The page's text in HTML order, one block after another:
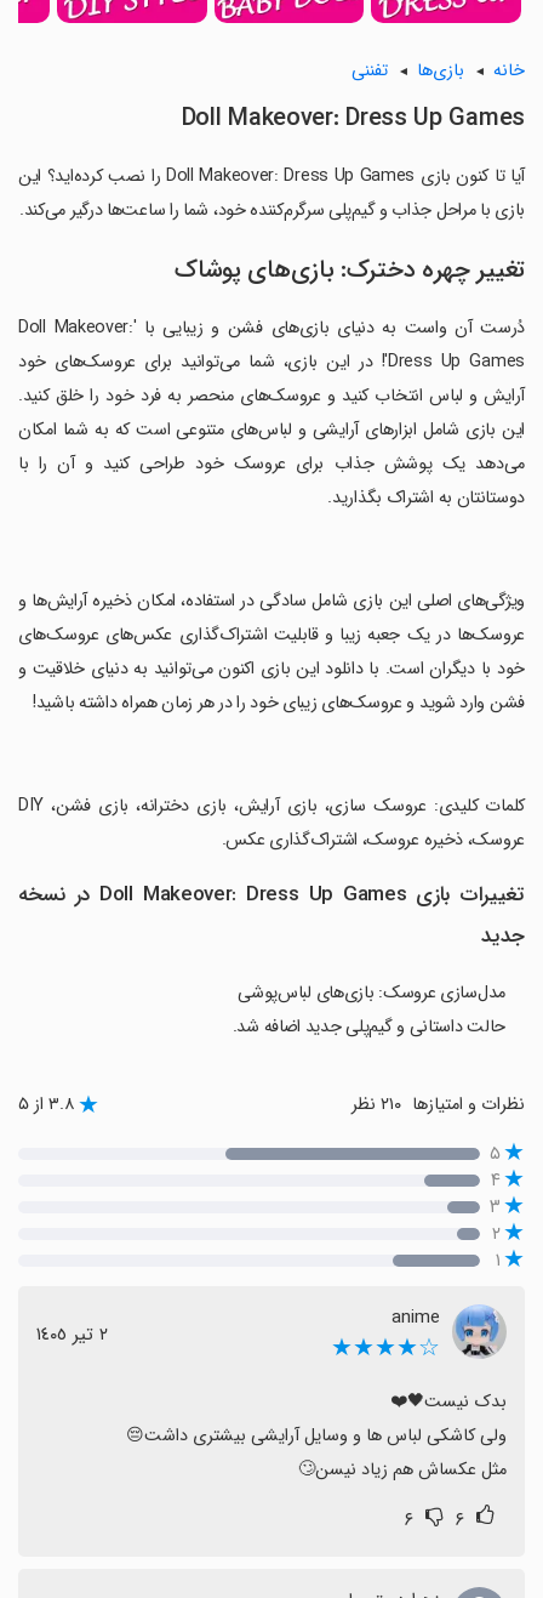
خانه بازی‌ها تفننی
Doll Makeover: Dress Up Games
آیا تا کنون بازی Doll Makeover: Dress Up Games را نصب کرده‌اید؟ این
بازی با مراحل جذاب و گیم‌پلی سرگرم‌کننده خود، شما را ساعت‌ها درگیر می‌کند.
تغییر چهره دخترک: بازی‌های پوشاک
دُرست آن واست به دنیای بازی‌های فشن و زیبایی با 'Doll Makeover:
Dress Up Games'! در این بازی، شما می‌توانید برای عروسک‌های خود
آرایش و لباس انتخاب کنید و عروسک‌های منحصر به فرد خود را خلق کنید.
این بازی شامل ابزارهای آرایشی و لباس‌های متنوعی است که به شما امکان
می‌دهد یک پوشش جذاب برای عروسک خود طراحی کنید و آن را با
دوستانتان به اشتراک بگذارید.
‏ویژگی‌های اصلی این بازی شامل سادگی در استفاده، امکان ذخیره آرایش‌ها و
عروسک‌ها در یک جعبه زیبا و قابلیت اشتراک‌گذاری عکس‌های عروسک‌های
خود با دیگران است. با دانلود این بازی اکنون می‌توانید به دنیای خلاقیت و
فشن وارد شوید و عروسک‌های زیبای خود را در هر زمان همراه داشته باشید!
‏کلمات کلیدی: عروسک سازی، بازی آرایش، بازی دخترانه، بازی فشن، DIY
عروسک، ذخیره عروسک، اشتراک‌گذاری عکس.
تغییرات بازی Doll Makeover: Dress Up Games در نسخه
جدید
مدل‌سازی عروسک: بازی‌های لباس‌پوشی
حالت داستانی و گیم‌پلی جدید اضافه شد.
نظرات و امتیازها ۳.۸ از ۵
۵
۴
۳
۲
۱
anime
☆★★★★ ٢ تیر ١٤٠٥
مثل عکساش هم زیاد نیسن🙄
۶ ۶